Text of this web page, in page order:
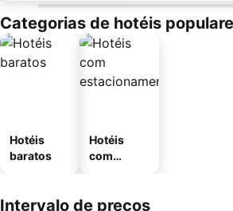
Categorias de hotéis
Hotéis
baratos
Hotéis
com
Intervalo de preços